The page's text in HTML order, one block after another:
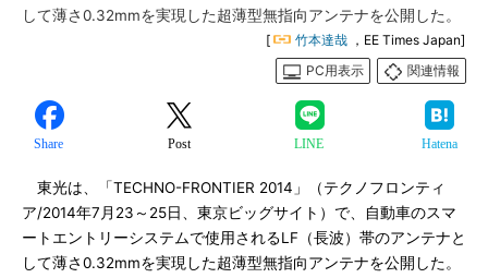
して薄さ0.32mmを実現した超薄型無指向アンテナを公開した。
[ 竹本達哉 ，EE Times Japan]
PC用表示
関連情報
Share Post LINE Hatena
東光は、「TECHNO-FRONTIER 2014」（テクノフロンティ
ア/2014年7月23～25日、東京ビッグサイト）で、自動車のスマ
ートエントリーシステムで使用されるLF（長波）帯のアンテナと
して薄さ0.32mmを実現した超薄型無指向アンテナを公開した。